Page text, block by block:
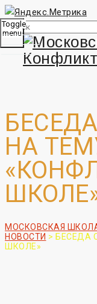
Toggle
menu
НА
МОСКОВСКАЯ
НОВОСТИ > БЕСЕДА
ШКОЛЕ»